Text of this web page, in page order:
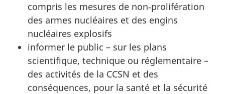
compris les mesures de non‑prolifération
des armes nucléaires et des engins
nucléaires explosifs
informer le public – sur les plans
scientifique, technique ou réglementaire –
des activités de la CCSN et des
conséquences, pour la santé et la sécurité